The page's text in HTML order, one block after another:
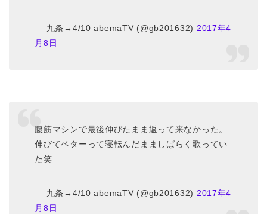
— 九条→4/10 abemaTV (@gb201632) 2017年4
月8日
腹筋マシンで最後伸びたまま返って来なかった。
伸びてベターって寝転んだまましばらく歌ってい
た笑
— 九条→4/10 abemaTV (@gb201632) 2017年4
月8日